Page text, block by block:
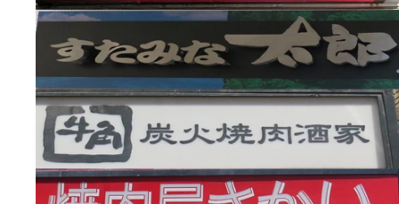
沖縄限定さんぴん茶沖縄で親しまれているジャス
の一種。人気ナンバーワン
アイランドオレンジソーダちょっとジャンクでい
キリした味わいが、郷愁をそそる
ゴクビタンＣ１１種のビタミンが入った微炭酸エ
ーチャージドリンク
ミネラルウォーター（珊瑚カルシウム入り）珊瑚
ご）カルシウム入り。トロピカルなパッケージが◎
リンゴ紅茶リンゴ果汁入り。上質で爽やかなホン
香りを楽しみたい
ナタ・デ・ココ（グレープ）ぶどう果汁１５％入
タ・デ・ココのプニプニ食感が楽しい
ルートビアアメリカ文化の影響が濃い沖縄では、
根強いファン多し